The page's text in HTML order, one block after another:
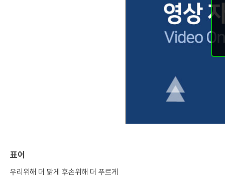
표어
우리위해 더 맑게 후손위해 더 푸르게